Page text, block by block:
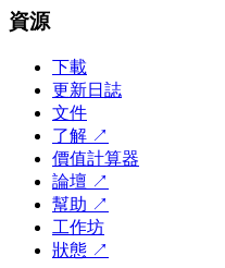
資源
下載
更新日誌
文件
了解 ↗
價值計算器
論壇 ↗
幫助 ↗
工作坊
狀態 ↗